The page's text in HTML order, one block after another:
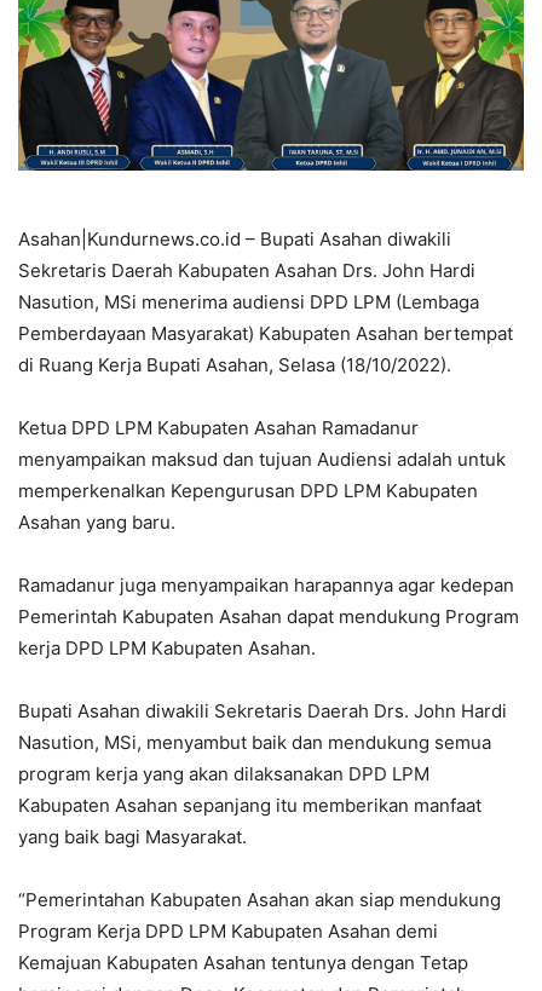
Asahan|Kundurnews.co.id – Bupati Asahan diwakili
Sekretaris Daerah Kabupaten Asahan Drs. John Hardi
Nasution, MSi menerima audiensi DPD LPM (Lembaga
Pemberdayaan Masyarakat) Kabupaten Asahan bertempat
di Ruang Kerja Bupati Asahan, Selasa (18/10/2022).
Ketua DPD LPM Kabupaten Asahan Ramadanur
menyampaikan maksud dan tujuan Audiensi adalah untuk
memperkenalkan Kepengurusan DPD LPM Kabupaten
Asahan yang baru.
Ramadanur juga menyampaikan harapannya agar kedepan
Pemerintah Kabupaten Asahan dapat mendukung Program
kerja DPD LPM Kabupaten Asahan.
Bupati Asahan diwakili Sekretaris Daerah Drs. John Hardi
Nasution, MSi, menyambut baik dan mendukung semua
program kerja yang akan dilaksanakan DPD LPM
Kabupaten Asahan sepanjang itu memberikan manfaat
yang baik bagi Masyarakat.
“Pemerintahan Kabupaten Asahan akan siap mendukung
Program Kerja DPD LPM Kabupaten Asahan demi
Kemajuan Kabupaten Asahan tentunya dengan Tetap